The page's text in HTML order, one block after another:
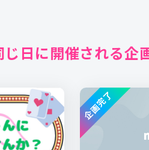
じ日に開催される企
企画完了